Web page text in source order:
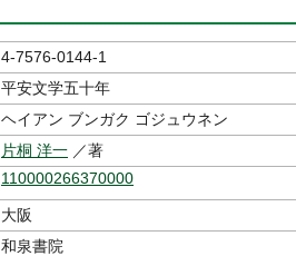
4-7576-0144-1
平安文学五十年
ヘイアン ブンガク ゴジュウネン
片桐 洋一 ／著
110000266370000
大阪
和泉書院